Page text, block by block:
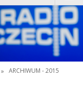
» ARCHIWUM - 2015